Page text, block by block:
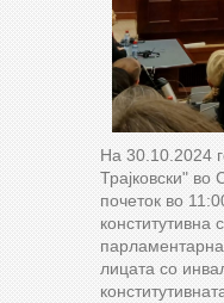
На 30.10.2024
Трајковски"
почеток во
конститутивна
лицата со